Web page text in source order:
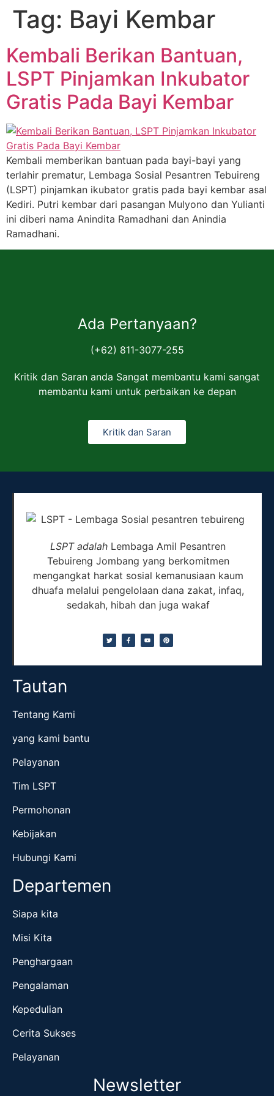
Tag: Bayi Kembar
Kembali Berikan Bantuan,
LSPT Pinjamkan Inkubator
Gratis Pada Bayi Kembar
Kembali memberikan bantuan pada bayi-bayi yang
terlahir prematur, Lembaga Sosial Pesantren Tebuireng
(LSPT) pinjamkan ikubator gratis pada bayi kembar asal
Kediri. Putri kembar dari pasangan Mulyono dan Yulianti
ini diberi nama Anindita Ramadhani dan Anindia
Ramadhani.
Ada Pertanyaan?
(+62) 811-3077-255
Kritik dan Saran anda Sangat membantu kami sangat
membantu kami untuk perbaikan ke depan
Kritik dan Saran
LSPT adalah Lembaga Amil Pesantren
Tebuireng Jombang yang berkomitmen
mengangkat harkat sosial kemanusiaan kaum
dhuafa melalui pengelolaan dana zakat, infaq,
sedakah, hibah dan juga wakaf
Tautan
Tentang Kami
yang kami bantu
Pelayanan
Tim LSPT
Permohonan
Kebijakan
Hubungi Kami
Departemen
Siapa kita
Misi Kita
Penghargaan
Pengalaman
Kepedulian
Cerita Sukses
Pelayanan
Newsletter